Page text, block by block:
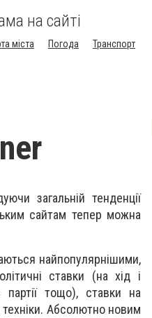
на сайті
міста Погода
Транспорт
загальній тенденції
сайтам тепер можна
найпопулярнішими,
ставки (на хід і
партії тощо), ставки на
техніки. Абсолютно новим